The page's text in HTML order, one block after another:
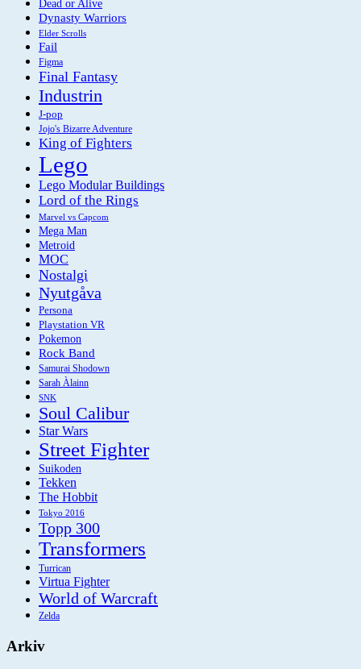
Dead or Alive
Dynasty Warriors
Elder Scrolls
Fail
Figma
Final Fantasy
Industrin
J-pop
Jojo's Bizarre Adventure
King of Fighters
Lego
Lego Modular Buildings
Lord of the Rings
Marvel vs Capcom
Mega Man
Metroid
MOC
Nostalgi
Nyutgåva
Persona
Playstation VR
Pokemon
Rock Band
Samurai Shodown
Sarah Àlainn
SNK
Soul Calibur
Star Wars
Street Fighter
Suikoden
Tekken
The Hobbit
Tokyo 2016
Topp 300
Transformers
Turrican
Virtua Fighter
World of Warcraft
Zelda
Arkiv